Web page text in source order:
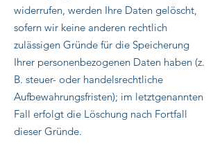
widerrufen, werden Ihre Daten gelöscht,
sofern wir keine anderen rechtlich
zulässigen Gründe für die Speicherung
Ihrer personenbezogenen Daten haben (z.
B. steuer- oder handelsrechtliche
Aufbewahrungsfristen); im letztgenannten
Fall erfolgt die Löschung nach Fortfall
dieser Gründe.